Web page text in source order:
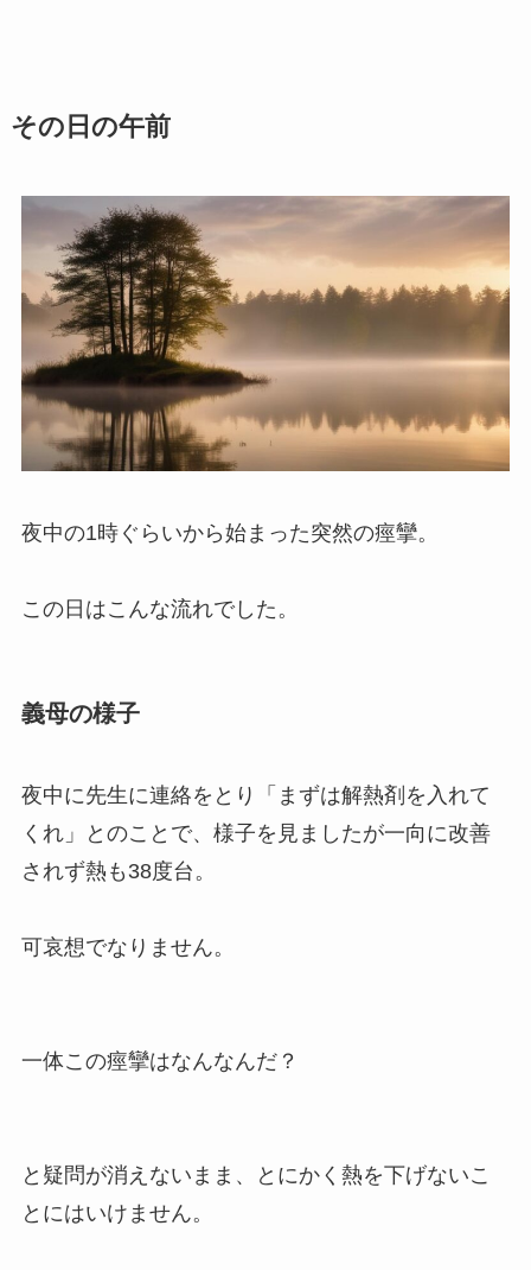
その日の午前
夜中の1時ぐらいから始まった突然の痙攣。
この日はこんな流れでした。
義母の様子
夜中に先生に連絡をとり「まずは解熱剤を入れて
くれ」とのことで、様子を見ましたが一向に改善
されず熱も38度台。
可哀想でなりません。
一体この痙攣はなんなんだ？
と疑問が消えないまま、とにかく熱を下げないこ
とにはいけません。